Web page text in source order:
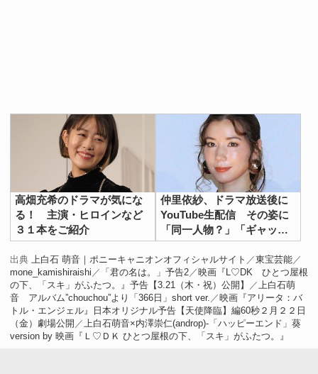
高畑充希のドラマが気にな
る！ 主演・ヒロインなど
３１本をご紹介
仲里依紗、ドラマ放送後に
YouTube生配信 その姿に
「同一人物？」「ギャップ
大きい」の声
出典 上白石 萌音｜ポニーキャニオンオフィシャルサイト ／東宝芸能 ／
mone_kamishiraishi ／ 「君の名は。」予告2 ／映画『L♡DK ひとつ屋根
の下、「スキ」がふたつ。』予告【3.21（木・祝）公開】
／ 上白石萌
音 アルバム”chouchou”より「366日」short ver. ／映画『アリータ：バ
トル・エンジェル』日本オリジナル予告【天使降臨】編60秒２月２２日
（金）劇場公開 ／ 上白石萌音×内澤崇仁(androp)-「ハッピーエンド」葵
version by 映画『Ｌ♡ＤＫ ひとつ屋根の下、「スキ」がふたつ。』